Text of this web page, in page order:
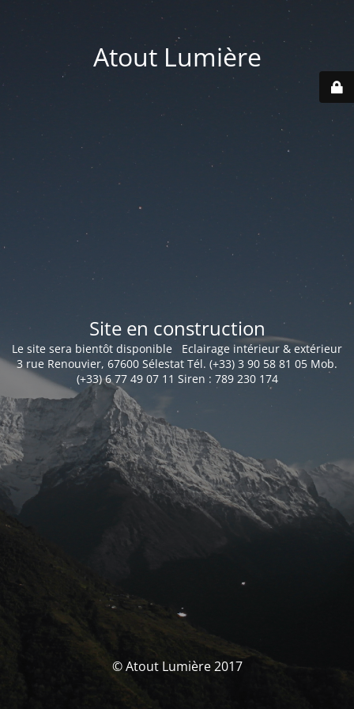
Atout Lumière
Site en construction
Le site sera bientôt disponible Eclairage intérieur & extérieur
3 rue Renouvier, 67600 Sélestat Tél. (+33) 3 90 58 81 05 Mob.
(+33) 6 77 49 07 11 Siren : 789 230 174
© Atout Lumière 2017